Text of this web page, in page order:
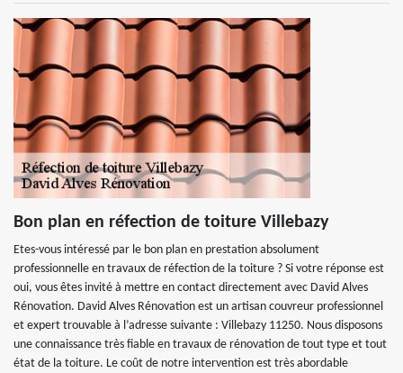
Bon plan en réfection de toiture Villebazy
Etes-vous intéressé par le bon plan en prestation absolument
professionnelle en travaux de réfection de la toiture ? Si votre réponse est
oui, vous êtes invité à mettre en contact directement avec David Alves
Rénovation. David Alves Rénovation est un artisan couvreur professionnel
et expert trouvable à l’adresse suivante : Villebazy 11250. Nous disposons
une connaissance très fiable en travaux de rénovation de tout type et tout
état de la toiture. Le coût de notre intervention est très abordable